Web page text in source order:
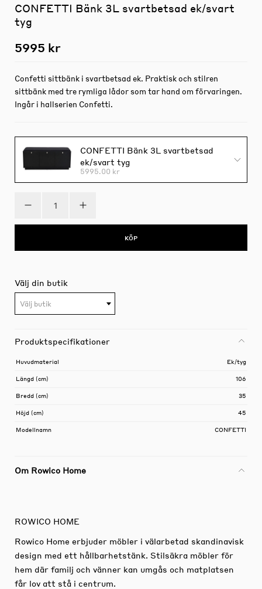
CONFETTI Bänk 3L svartbetsad ek/svart
tyg
5995 kr
Confetti sittbänk i svartbetsad ek. Praktisk och stilren
sittbänk med tre rymliga lådor som tar hand om förvaringen.
Ingår i hallserien Confetti.
CONFETTI Bänk 3L svartbetsad
ek/svart tyg
5995.00 kr
KÖP
Välj din butik
Välj butik
Produktspecifikationer
Huvudmaterial Ek/tyg
Längd (cm) 106
Bredd (cm) 35
Höjd (cm) 45
Modellnamn CONFETTI
Om Rowico Home
ROWICO HOME
Rowico Home erbjuder möbler i välarbetad skandinavisk
design med ett hållbarhetstänk. Stilsäkra möbler för
hem där familj och vänner kan umgås och matplatsen
får lov att stå i centrum.